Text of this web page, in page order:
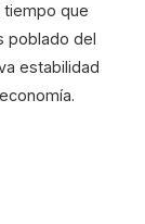
tiempo que
poblado del
estabilidad